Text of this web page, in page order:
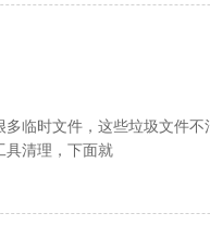
临时文件，这些垃圾文件
具清理，下面就